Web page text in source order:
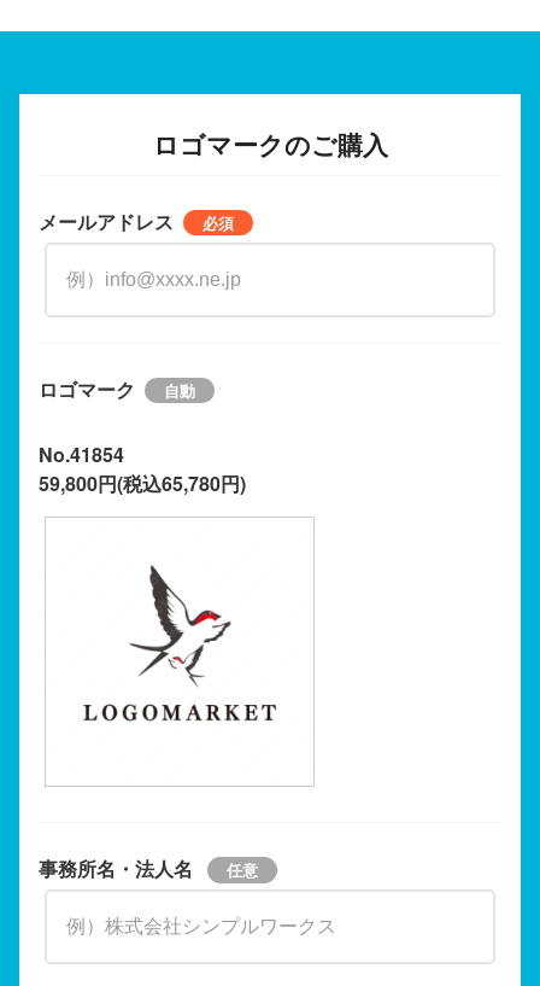
ロゴマークのご購入
メールアドレス
ロゴマーク
No.41854
59,800円(税込65,780円)
事務所名・法人名